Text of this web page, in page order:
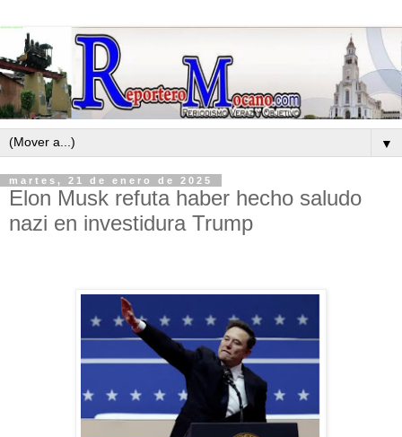
▼
martes, 21 de enero de 2025
Elon Musk refuta haber hecho saludo
nazi en investidura Trump